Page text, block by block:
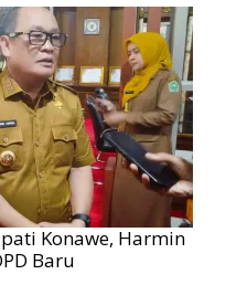
Konawe, Harmin
Baru